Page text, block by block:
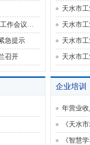
天水市
全市新冠肺炎疫情联防联控综合保障组 工作会议召开
急提示
召开
企业培训
年营业
《天水
《智慧